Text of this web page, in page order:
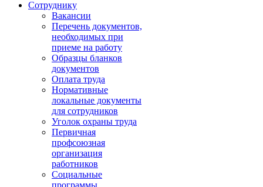
Сотруднику
Вакансии
Перечень документов,
необходимых при
приеме на работу
Образцы бланков
документов
Оплата труда
Нормативные
локальные документы
для сотрудников
Уголок охраны труда
Первичная
профсоюзная
организация
работников
Социальные
программы